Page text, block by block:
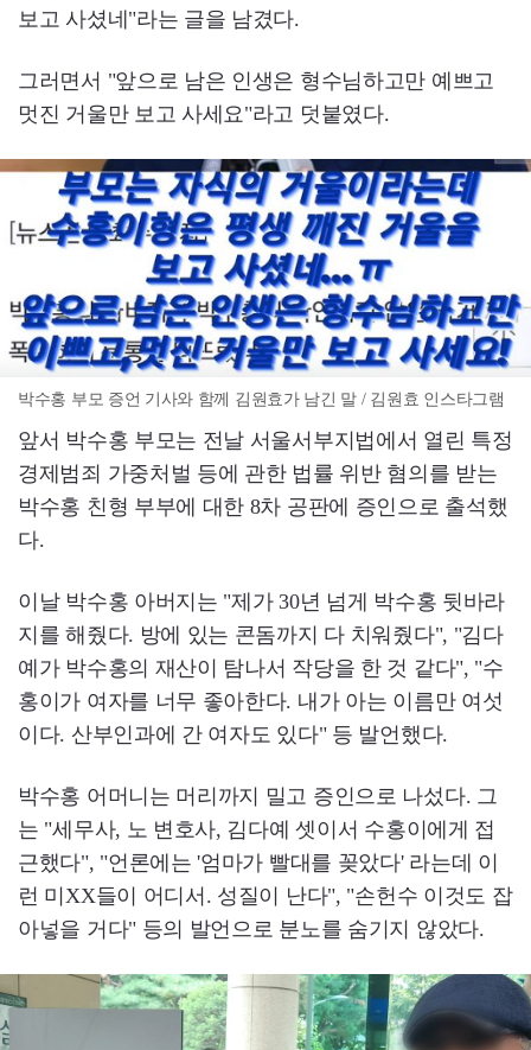
보고 사셨네"라는 글을 남겼다.
그러면서 "앞으로 남은 인생은 형수님하고만 예쁘고
멋진 거울만 보고 사세요"라고 덧붙였다.
박수홍 부모 증언 기사와 함께 김원효가 남긴 말 / 김원효 인스타그램
앞서 박수홍 부모는 전날 서울서부지법에서 열린 특정
경제범죄 가중처벌 등에 관한 법률 위반 혐의를 받는
박수홍 친형 부부에 대한 8차 공판에 증인으로 출석했
다.
이날 박수홍 아버지는 "제가 30년 넘게 박수홍 뒷바라
지를 해줬다. 방에 있는 콘돔까지 다 치워줬다", "김다
예가 박수홍의 재산이 탐나서 작당을 한 것 같다", "수
홍이가 여자를 너무 좋아한다. 내가 아는 이름만 여섯
이다. 산부인과에 간 여자도 있다" 등 발언했다.
박수홍 어머니는 머리까지 밀고 증인으로 나섰다. 그
는 "세무사, 노 변호사, 김다예 셋이서 수홍이에게 접
근했다", "언론에는 '엄마가 빨대를 꽂았다' 라는데 이
런 미XX들이 어디서. 성질이 난다", "손헌수 이것도 잡
아넣을 거다" 등의 발언으로 분노를 숨기지 않았다.